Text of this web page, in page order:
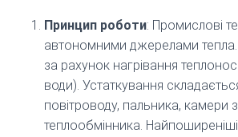
Принцип роботи: Промислові
автономними джерелами
за рахунок нагрівання
води). Устаткування
повітроводу, пальника, камери
теплообмінника.